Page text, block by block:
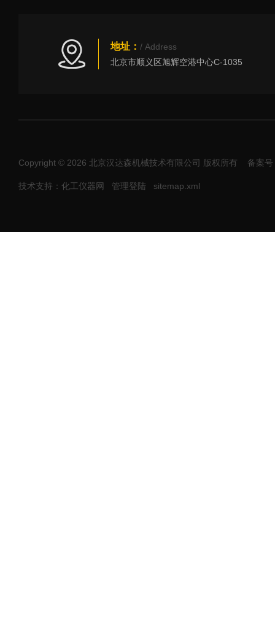
地址： / Address
北京市顺义区旭辉空港中心C-1035
Copyright © 2026 北京汉达森机械技术有限公司 版权所有 备案
技术支持：化工仪器网 管理登陆 sitemap.xml